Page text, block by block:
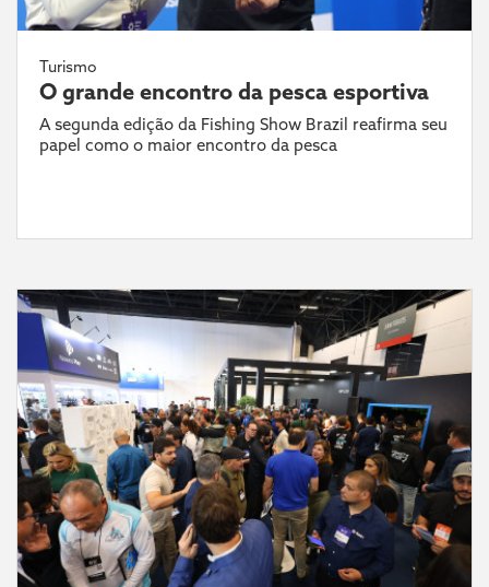
Turismo
O grande encontro da pesca esportiva
A segunda edição da Fishing Show Brazil reafirma seu
papel como o maior encontro da pesca